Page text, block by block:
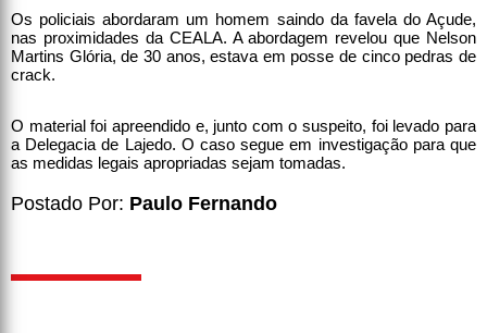
Os policiais abordaram um homem saindo da favela do Açude,
nas proximidades da CEALA. A abordagem revelou que Nelson
Martins Glória, de 30 anos, estava em posse de cinco pedras de
crack.
O material foi apreendido e, junto com o suspeito, foi levado para
a Delegacia de Lajedo. O caso segue em investigação para que
as medidas legais apropriadas sejam tomadas.
Postado Por: Paulo Fernando